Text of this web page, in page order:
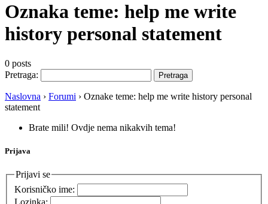
Oznaka teme: help me write
history personal statement
0 posts
Pretraga:
Naslovna › Forumi › Oznake teme: help me write history personal
statement
Brate mili! Ovdje nema nikakvih tema!
Prijava
Prijavi se
Korisničko ime:
Lozinka: